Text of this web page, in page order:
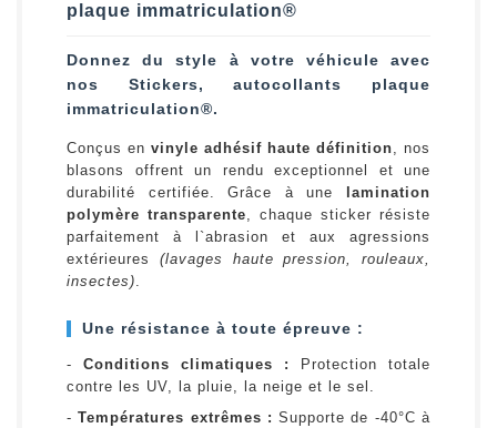
plaque immatriculation®
Donnez du style à votre véhicule avec
nos Stickers, autocollants plaque
immatriculation®.
Conçus en vinyle adhésif haute définition, nos
blasons offrent un rendu exceptionnel et une
durabilité certifiée. Grâce à une
lamination
polymère transparente, chaque sticker résiste
parfaitement à l`abrasion et aux agressions
extérieures (lavages haute pression, rouleaux,
insectes).
Une résistance à toute épreuve :
- Conditions climatiques :
Protection totale
contre les UV, la pluie, la neige et le sel.
-Températures extrêmes : Supporte de -40°C à